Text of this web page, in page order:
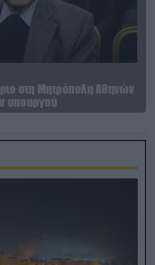
στη Μητρόπολη Αθηνών
υπουργού